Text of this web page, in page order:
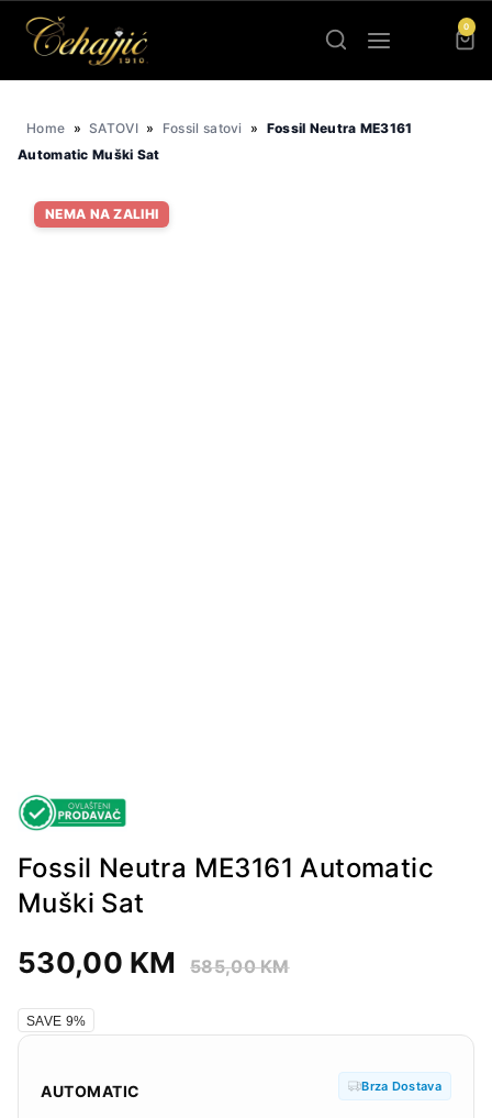
0
Home » SATOVI » Fossil satovi » Fossil Neutra ME3161
Automatic Muški Sat
NEMA NA ZALIHI
Fossil Neutra ME3161 Automatic
Muški Sat
530,00 KM 585,00KM
SAVE 9%
AUTOMATIC Brza Dostava